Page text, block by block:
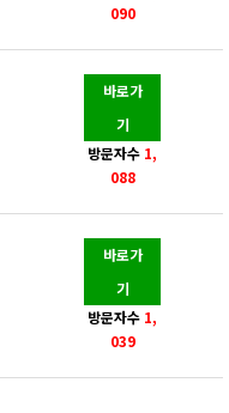
090
바로가
기
방문자수 1,
088
바로가
기
방문자수 1,
039